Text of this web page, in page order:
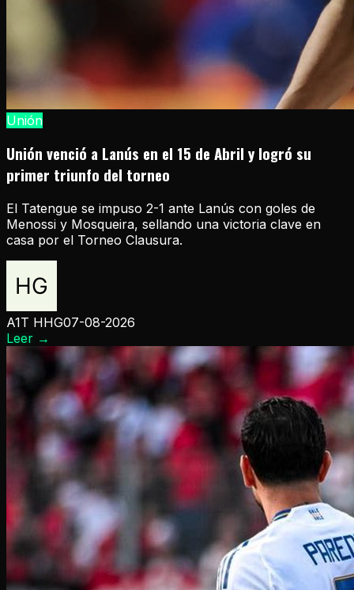
Unión
Unión venció a Lanús en el 15 de Abril y logró su
primer triunfo del torneo
El Tatengue se impuso 2-1 ante Lanús con goles de
Menossi y Mosqueira, sellando una victoria clave en
casa por el Torneo Clausura.
A1T HHG07-08-2026
Leer →